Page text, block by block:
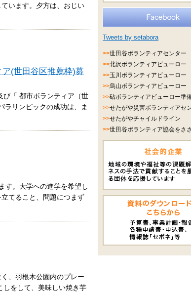
います。夕方は、おじい
(世田谷区推薦枠)募
び「 都市ボランティア（世
ラリンピックの成功は、ま
す。大学への進学を希望し
てること、問題につまず
、羽根木公園内のプレー
しをして、美味しい焼き芋
Tweets by setabora
>>世田谷ボランティアセンター
>>北沢ボランティアビューロー
>>玉川ボランティアビューロー
>>烏山ボランティアビューロー
>>砧ボランティアビューロー準
>>せたがや災害ボランティアセ
>>せたがやチャイルドライン
>>世田谷ボランティア協会をさ